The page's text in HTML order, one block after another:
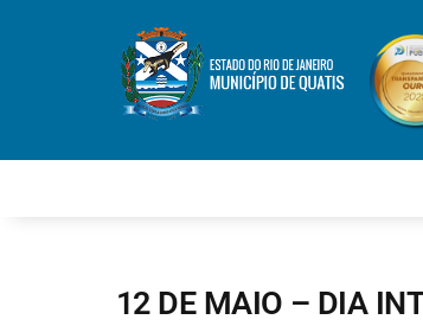
12 DE MAIO – DIA